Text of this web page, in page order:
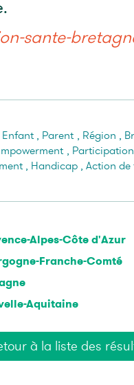
sante-
Enfant, Parent, Région ,
, Participation
, Handicap, Action
Alpes-Côte d'Azur
Franche-Comté
Aquitaine
à la liste des